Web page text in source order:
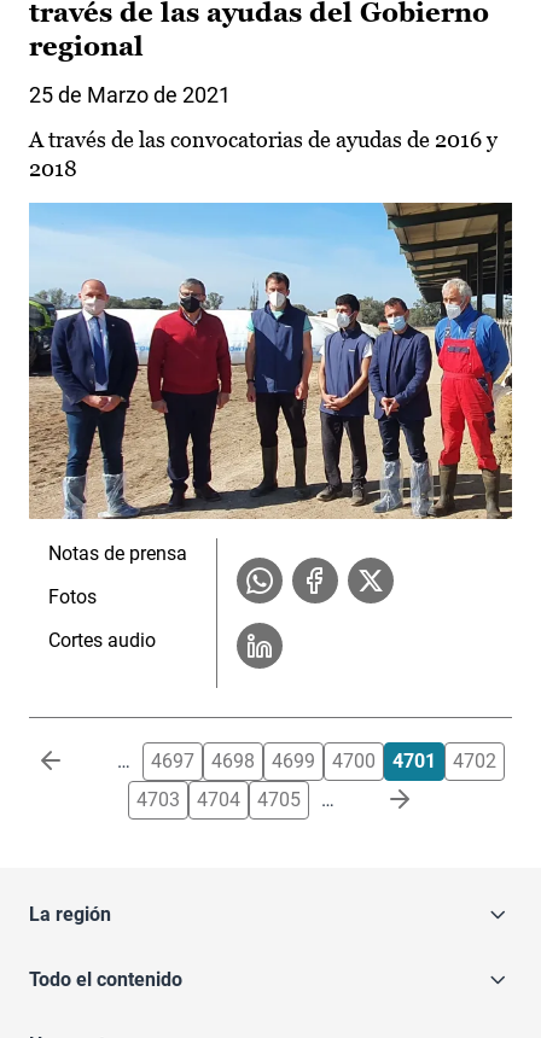
través de las ayudas del Gobierno
regional
25 de Marzo de 2021
A través de las convocatorias de ayudas de 2016 y
2018
Notas de prensa
Fotos
Cortes audio
Paginación … 4697 4698 4699 4700 4701
4702
4703
4704 4705 …
La región
Todo el contenido